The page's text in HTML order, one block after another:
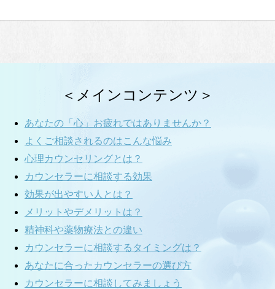
＜メインコンテンツ＞
あなたの「心」お疲れではありませんか？
よくご相談されるのはこんな悩み
心理カウンセリングとは？
カウンセラーに相談する効果
効果が出やすい人とは？
メリットやデメリットは？
精神科や薬物療法との違い
カウンセラーに相談するタイミングは？
あなたに合ったカウンセラーの選び方
カウンセラーに相談してみましょう